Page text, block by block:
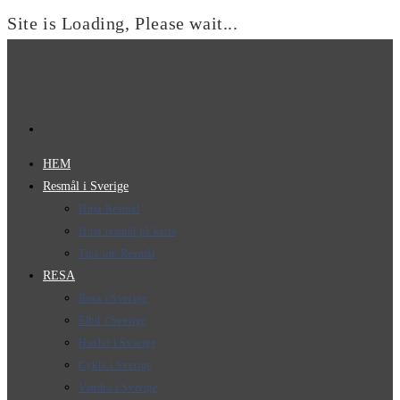
Site is Loading, Please wait...
HEM
Resmål i Sverige
Hitta Resmål
Hitta resmål på karta
Tips om Resmål
RESA
Resa i Sverige
Elbil i Sverige
Husbil i Sverige
Cykla i Sverige
Vandra i Sverige